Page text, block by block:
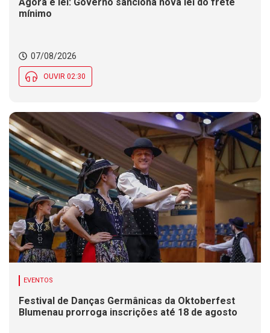
mínimo
07/08/2026
OUVIR 02:30
EVENTOS
Festival de Danças Germânicas da Oktoberfest
Blumenau prorroga inscrições até 18 de agosto